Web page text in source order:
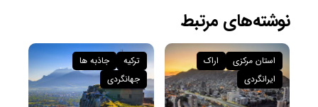
نوشته‌های مرتبط
استان مرکزی
اراک
ایرانگردی
ترکیه
جاذبه ها
جهانگردی